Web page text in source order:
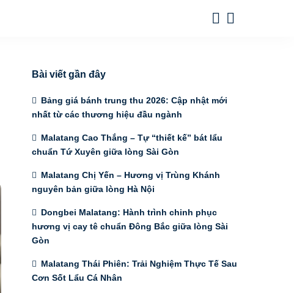
Bài viết gần đây
Bảng giá bánh trung thu 2026: Cập nhật mới
nhất từ các thương hiệu đầu ngành
Malatang Cao Thắng – Tự “thiết kế” bát lẩu
chuẩn Tứ Xuyên giữa lòng Sài Gòn
Malatang Chị Yến – Hương vị Trùng Khánh
nguyên bản giữa lòng Hà Nội
Dongbei Malatang: Hành trình chinh phục
hương vị cay tê chuẩn Đông Bắc giữa lòng Sài
Gòn
Malatang Thái Phiên: Trải Nghiệm Thực Tế Sau
Cơn Sốt Lẩu Cá Nhân